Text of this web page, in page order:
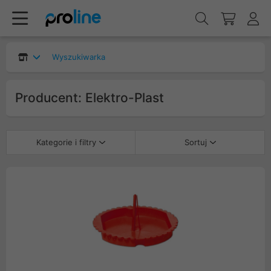
Wyszukiwarka
Producent: Elektro-Plast
Kategorie i filtry Sortuj